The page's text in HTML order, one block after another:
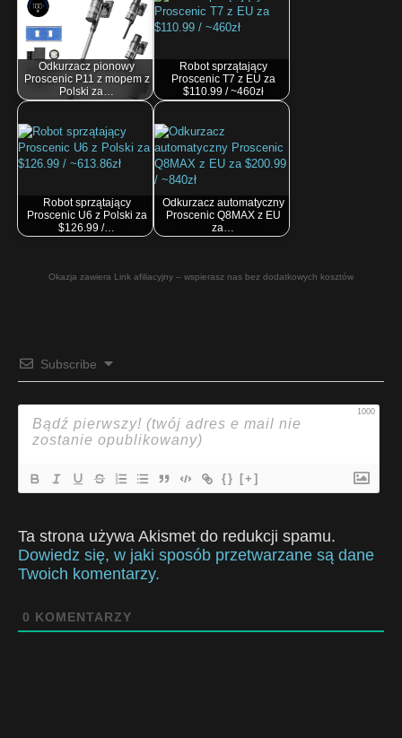
Odkurzacz pionowy
Proscenic P11 z mopem z
Polski za…
Robot sprzątający
Proscenic T7 z EU za
$110.99 / ~460zł
Robot sprzątający
Proscenic U6 z Polski za
$126.99 /…
Odkurzacz automatyczny
Proscenic Q8MAX z EU
za…
Okazja zawiera Link afiliacyjny – wspierasz nas bez dodatkowych kosztów
Subscribe
1000
{} [+]
Ta strona używa Akismet do redukcji spamu.
Dowiedz się, w jaki sposób przetwarzane są dane
Twoich komentarzy.
0 KOMENTARZY